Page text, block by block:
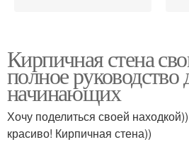
Кирпичная стена
полное руководство
начинающих
Хочу поделиться своей
красиво! Кирпичная стена))